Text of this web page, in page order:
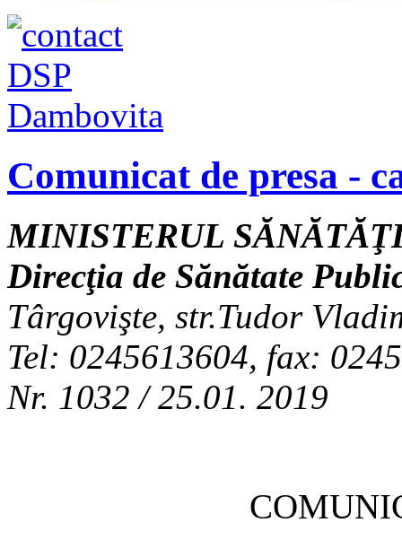
Comunicat de presa -
MINISTERUL
Direcţia de Sănătate
Târgovişte, str.Tudor
Tel: 0245613604, fax:
Nr. 1032 / 25.01. 2019